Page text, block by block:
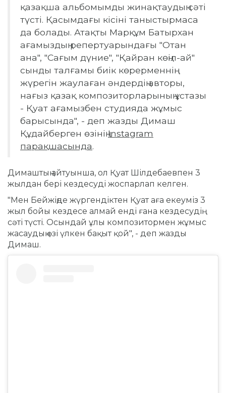
қазақша альбомымды жинақтаудың сәті
түсті. Қасымдағы кісіні таныстырмаса
да болады. Атақты Марқұм Батырхан
ағамыздың репертуарындағы "Отан
ана", "Сағым дүние", "Қайран көңіл-ай"
сынды талғамы биік көрерменнің
жүрегін жаулаған әндердің авторы,
нағыз қазақ композиторларының ұстазы
- Қуат ағамызбен студияда жұмыс
барысында", - деп жазды Димаш
Құдайберген өзініңInstagram
парақшасында.
Димаштың айтуынша, ол Қуат Шілдебаевпен 3
жылдан бері кездесуді жоспарлап келген.
"Мен Бейжіңде жүргендіктен Қуат аға екеуміз 3
жыл бойы кездесе алмай енді ғана кездесудің
сәті түсті. Осындай ұлы композитормен жұмыс
жасаудың өзі үлкен бақыт қой", - деп жазды
Димаш.